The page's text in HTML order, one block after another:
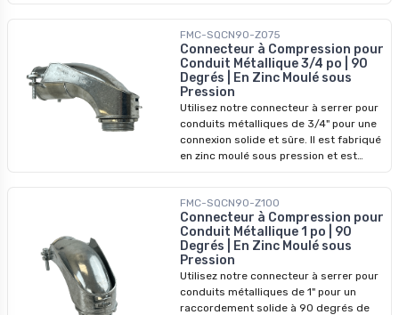
des fils. Le mécanisme de serrage
permet de maintenir fermement le
conduit en place. Ce connecteur
permet d'arrondir les angles dans les
petits espaces et d'assurer la sécurité
des fils.
FMC-SQCN90-Z075
Connecteur à Compression pour
Conduit Métallique 3/4 po | 90
Degrés | En Zinc Moulé sous
Pression
Utilisez notre connecteur à serrer pour
conduits métalliques de 3/4" pour une
connexion solide et sûre. Il est fabriqué
en zinc moulé sous pression et est
conduit en place. Ce connecteur
permet de changer de direction dans
les espaces restreints et protège vos
fils.
FMC-SQCN90-Z100
Connecteur à Compression pour
Conduit Métallique 1 po | 90
Degrés | En Zinc Moulé sous
Pression
Utilisez notre connecteur à serrer pour
conduits métalliques de 1" pour un
raccordement solide à 90 degrés de